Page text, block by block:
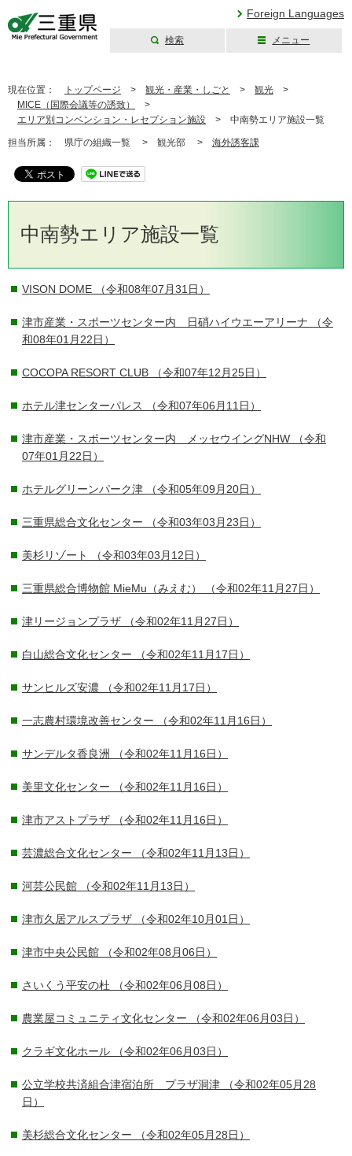
Foreign Languages
検索 メニュー
現在位置： トップページ > 観光・産業・しごと > 観光 >
MICE（国際会議等の誘致）
>
エリア別コンベンション・レセプション施設 > 中南勢エリア施設一覧
担当所属： 県庁の組織一覧 > 観光部 > 海外誘客課
中南勢エリア施設一覧
VISON DOME （令和08年07月31日）
津市産業・スポーツセンター内 日硝ハイウエーアリーナ （令
和08年01月22日）
COCOPA RESORT CLUB （令和07年12月25日）
ホテル津センターパレス （令和07年06月11日）
津市産業・スポーツセンター内 メッセウイングNHW （令和
07年01月22日）
ホテルグリーンパーク津 （令和05年09月20日）
三重県総合文化センター （令和03年03月23日）
美杉リゾート （令和03年03月12日）
三重県総合博物館 MieMu（みえむ） （令和02年11月27日）
津リージョンプラザ （令和02年11月27日）
白山総合文化センター （令和02年11月17日）
サンヒルズ安濃 （令和02年11月17日）
一志農村環境改善センター （令和02年11月16日）
サンデルタ香良洲 （令和02年11月16日）
美里文化センター （令和02年11月16日）
津市アストプラザ （令和02年11月16日）
芸濃総合文化センター （令和02年11月13日）
河芸公民館 （令和02年11月13日）
津市久居アルスプラザ （令和02年10月01日）
津市中央公民館 （令和02年08月06日）
さいくう平安の杜 （令和02年06月08日）
農業屋コミュニティ文化センター （令和02年06月03日）
クラギ文化ホール （令和02年06月03日）
公立学校共済組合津宿泊所 プラザ洞津 （令和02年05月28
日）
美杉総合文化センター （令和02年05月28日）